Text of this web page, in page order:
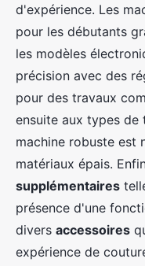
d'expérience. Les
pour les débutants
les modèles
précision avec des
pour des travaux
ensuite aux types de
machine robuste est
matériaux épais.
supplémentaires
présence d'une
divers accessoires
expérience de